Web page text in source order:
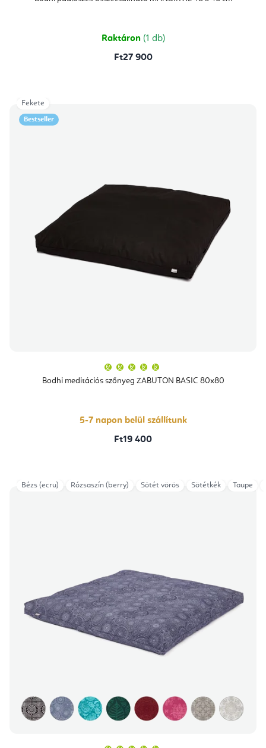
értékelése
csillag.
Raktáron (1 db)
Ft27 900
Bestseller
Bodhi meditációs szőnyeg ZABUTON BASIC 80x80
átlagos
értékelése
csillag.
5-7 napon belül szállítunk
Ft19 400
Fekete
Bézs (ecru) Rózsaszín (berry) Sötét vörös Sötétkék Taupe